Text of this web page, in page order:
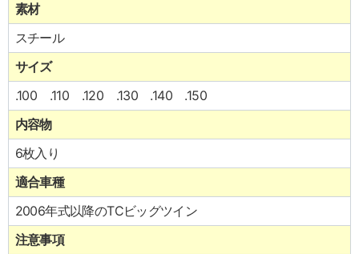
素材
スチール
サイズ
.100 .110 .120 .130 .140 .150
内容物
6枚入り
適合車種
2006年式以降のTCビッグツイン
注意事項